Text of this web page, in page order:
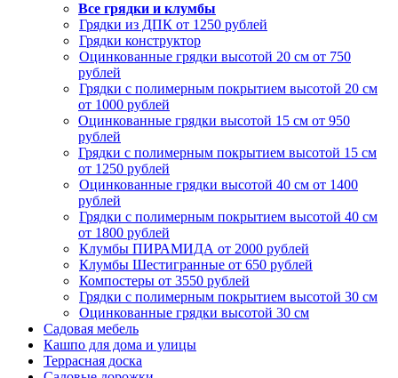
Все грядки и клумбы
Грядки из ДПК от 1250 рублей
Грядки конструктор
Оцинкованные грядки высотой 20 см от 750
рублей
Грядки с полимерным покрытием высотой 20 см
от 1000 рублей
Оцинкованные грядки высотой 15 см от 950
рублей
Грядки с полимерным покрытием высотой 15 см
от 1250 рублей
Оцинкованные грядки высотой 40 см от 1400
рублей
Грядки с полимерным покрытием высотой 40 см
от 1800 рублей
Клумбы ПИРАМИДА от 2000 рублей
Клумбы Шестигранные от 650 рублей
Компостеры от 3550 рублей
Грядки с полимерным покрытием высотой 30 см
Оцинкованные грядки высотой 30 см
Садовая мебель
Кашпо для дома и улицы
Террасная доска